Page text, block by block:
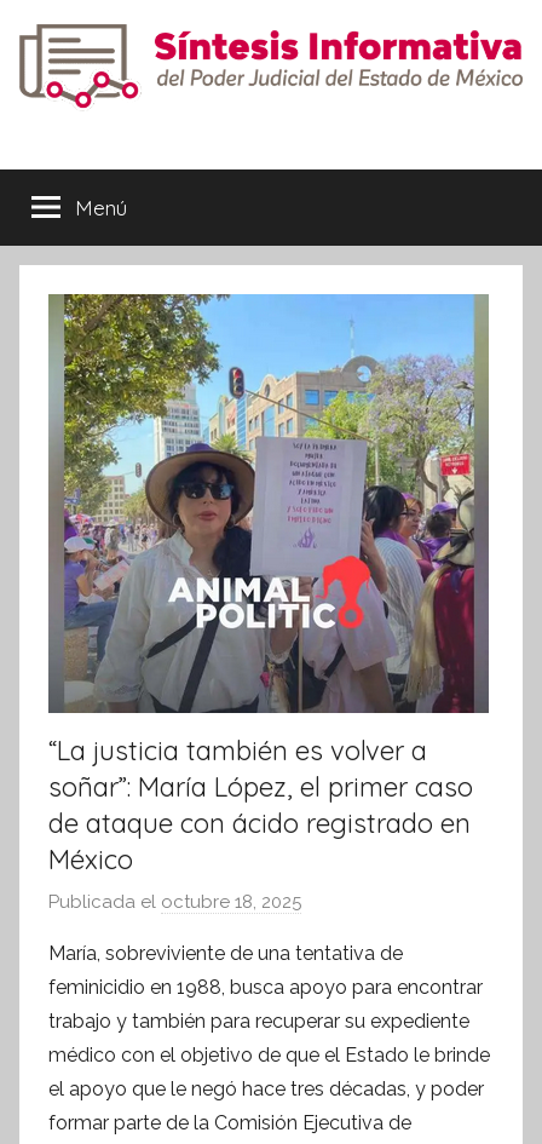
contenido
Menú
“La justicia también es volver a
soñar”: María López, el primer caso
de ataque con ácido registrado en
México
Publicada el octubre 18, 2025
r
S
í
n
t
e
María, sobreviviente de una tentativa de
feminicidio en 1988, busca apoyo para encontrar
trabajo y también para recuperar su expediente
médico con el objetivo de que el Estado le brinde
el apoyo que le negó hace tres décadas, y poder
formar parte de la Comisión Ejecutiva de